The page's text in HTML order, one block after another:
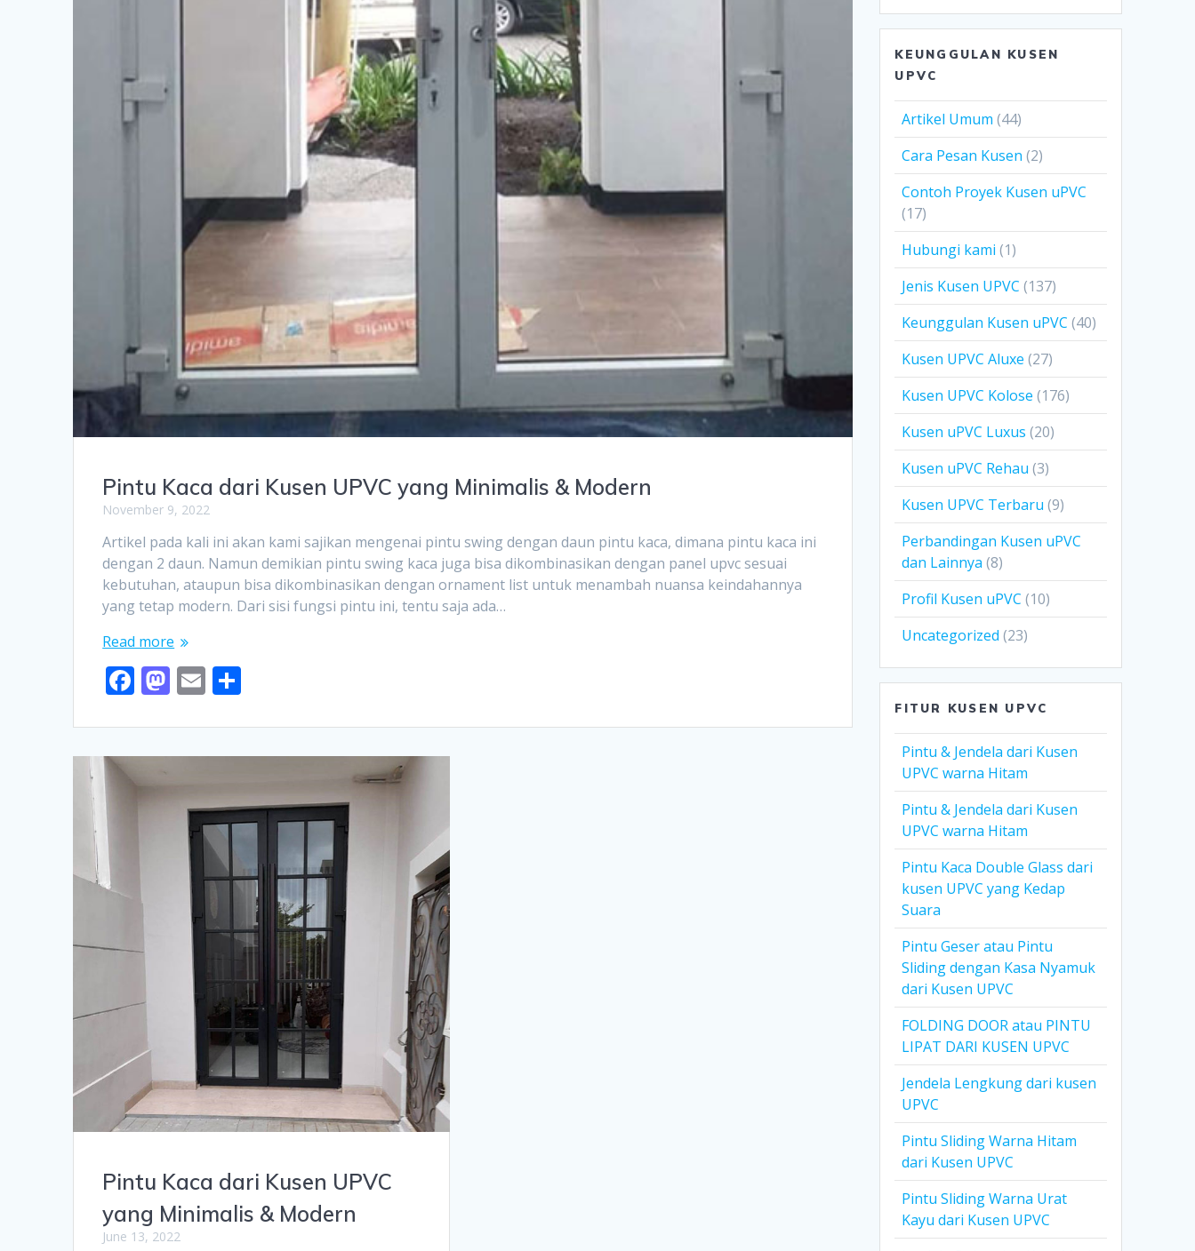
Pintu Kaca dari Kusen UPVC yang Minimalis & Modern
November 9, 2022
Artikel pada kali ini akan kami sajikan mengenai pintu swing dengan daun pintu kaca, dimana pintu kaca ini
dengan 2 daun. Namun demikian pintu swing kaca juga bisa dikombinasikan dengan panel upvc sesuai
kebutuhan, ataupun bisa dikombinasikan dengan ornament list untuk menambah nuansa keindahannya
yang tetap modern. Dari sisi fungsi pintu ini, tentu saja ada…
Read more
F
e
b
o
o
M
to
d
o
n
E
ai
l
ar
e
Pintu Kaca dari Kusen UPVC
yang Minimalis & Modern
June 13, 2022
KEUNGGULAN KUSEN
UPVC
Artikel Umum (44)
Cara Pesan Kusen (2)
Contoh Proyek Kusen uPVC
(17)
Hubungi kami (1)
Jenis Kusen UPVC (137)
Keunggulan Kusen uPVC (40)
Kusen UPVC Aluxe (27)
Kusen UPVC Kolose (176)
Kusen uPVC Luxus (20)
Kusen uPVC Rehau (3)
Kusen UPVC Terbaru (9)
Perbandingan Kusen uPVC
dan Lainnya (8)
Profil Kusen uPVC (10)
Uncategorized (23)
FITUR KUSEN UPVC
Pintu & Jendela dari Kusen
UPVC warna Hitam
Pintu & Jendela dari Kusen
UPVC warna Hitam
Pintu Kaca Double Glass dari
kusen UPVC yang Kedap
Suara
Pintu Geser atau Pintu
Sliding dengan Kasa Nyamuk
dari Kusen UPVC
FOLDING DOOR atau PINTU
LIPAT DARI KUSEN UPVC
Jendela Lengkung dari kusen
UPVC
Pintu Sliding Warna Hitam
dari Kusen UPVC
Pintu Sliding Warna Urat
Kayu dari Kusen UPVC